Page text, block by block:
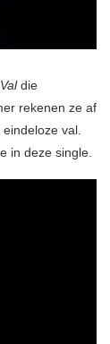
die
rekenen ze af
val.
in deze single.